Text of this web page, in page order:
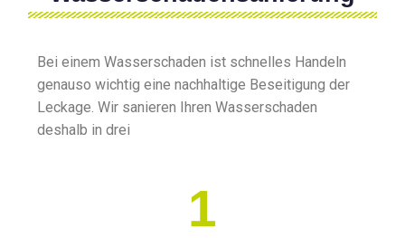
Bei einem Wasserschaden ist schnelles Handeln
genauso wichtig eine nachhaltige Beseitigung der
Leckage. Wir sanieren Ihren Wasserschaden
deshalb in drei
1